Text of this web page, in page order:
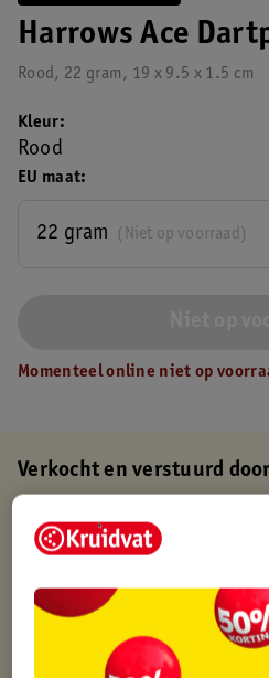
Harrows Ace
Rood, 22 gram, 19 x 9.5 x 1.5 cm
EU maat
(Niet op voorraad)
22 gram
Kleur
Rood
Momenteel online niet op
Verkocht en verstuurd
Gratis thuisbezorgd
Gratis punten met je Kruidvat